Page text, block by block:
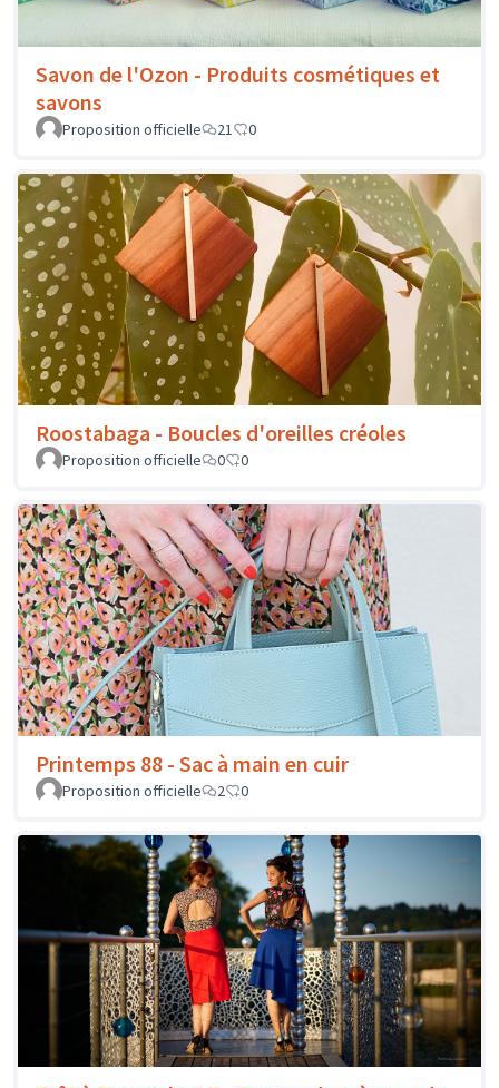
Savon de l'Ozon - Produits cosmétiques et
savons
Proposition officielle 21 0
Roostabaga - Boucles d'oreilles créoles
Proposition officielle 0 0
Printemps 88 - Sac à main en cuir
Proposition officielle 2 0